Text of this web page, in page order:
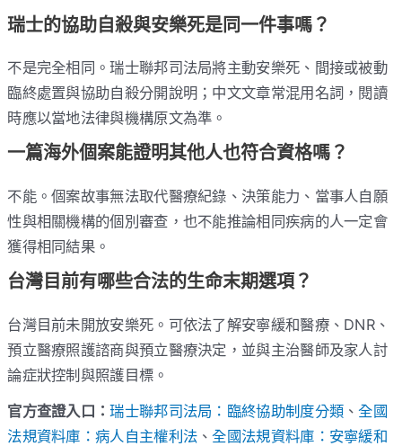
瑞士的協助自殺與安樂死是同一件事嗎？
不是完全相同。瑞士聯邦司法局將主動安樂死、間接或被動
臨終處置與協助自殺分開說明；中文文章常混用名詞，閱讀
時應以當地法律與機構原文為準。
一篇海外個案能證明其他人也符合資格嗎？
不能。個案故事無法取代醫療紀錄、決策能力、當事人自願
性與相關機構的個別審查，也不能推論相同疾病的人一定會
獲得相同結果。
台灣目前有哪些合法的生命末期選項？
台灣目前未開放安樂死。可依法了解安寧緩和醫療、DNR、
預立醫療照護諮商與預立醫療決定，並與主治醫師及家人討
論症狀控制與照護目標。
官方查證入口：瑞士聯邦司法局：臨終協助制度分類 、全國
法規資料庫：病人自主權利法 、全國法規資料庫：安寧緩和